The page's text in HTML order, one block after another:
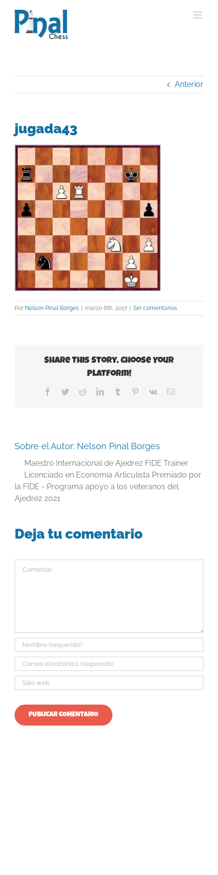
contenido
Anterior
jugada43
Por Nelson Pinal Borges | marzo 6th, 2017 | Sin comentarios
Share This Story, Choose Your
Platform!
Facebook
TwitterRedditLinkedInTumblr Pinterest
Vk
Correo
Sobre el Autor: Nelson Pinal Borges
Maestro Internacional de Ajedrez FIDE Trainer
Licenciado en Economía Articulista Premiado por
la FIDE - Programa apoyo a los veteranos del
Ajedrez 2021
Deja tu comentario